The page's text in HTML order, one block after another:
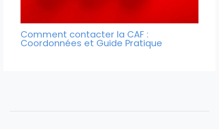
Comment contacter la CAF :
Coordonnées et Guide Pratique